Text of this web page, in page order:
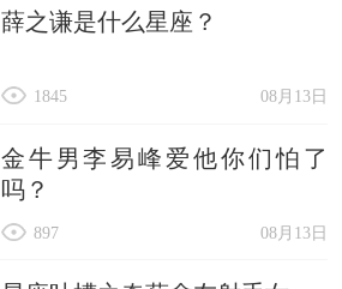
薛之谦是什么星座？
08月13日
1845
金牛男李易峰爱他你们怕了
吗？
08月13日
897